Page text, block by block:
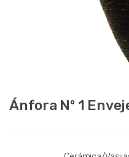
Ánfora Nº 1